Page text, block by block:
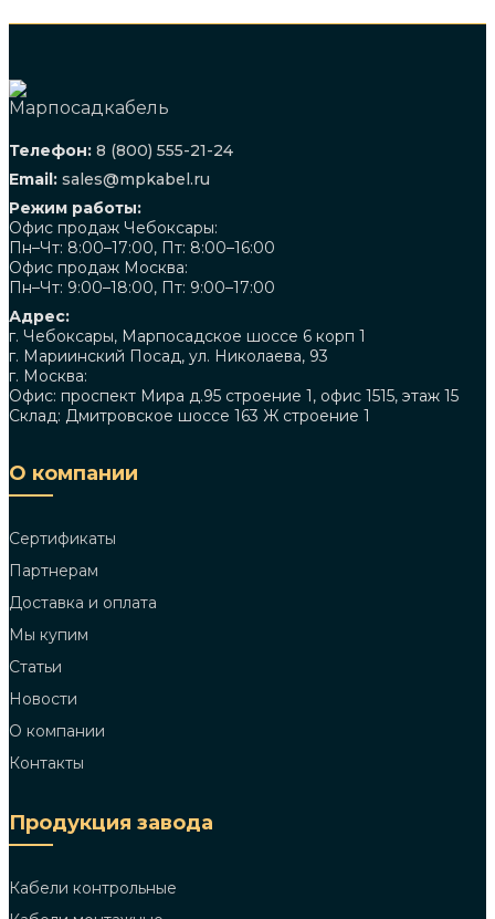
Телефон: 8 (800) 555-21-24
Email: sales@mpkabel.ru
Режим работы:
Офис продаж Чебоксары:
Пн–Чт: 8:00–17:00, Пт: 8:00–16:00
Офис продаж Москва:
Пн–Чт: 9:00–18:00, Пт: 9:00–17:00
Адрес:
г. Чебоксары, Марпосадское шоссе 6 корп 1
г. Мариинский Посад, ул. Николаева, 93
г. Москва:
Офис: проспект Мира д.95 строение 1, офис 1515, этаж 15
Склад: Дмитровское шоссе 163 Ж строение 1
О компании
Сертификаты
Партнерам
Доставка и оплата
Мы купим
Статьи
Новости
О компании
Контакты
Продукция завода
Кабели контрольные